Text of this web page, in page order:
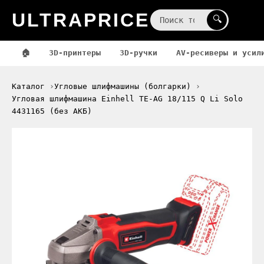
ULTRAPRICE 🔍
🏠 3D-принтеры 3D-ручки AV-ресиверы и
Каталог
Угловые шлифмашины (болгарки)
Угловая шлифмашина Einhell TE-AG 18/115 Q Li Solo
4431165 (без АКБ)